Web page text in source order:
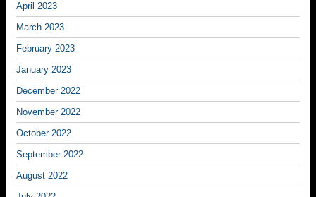
April 2023
March 2023
February 2023
January 2023
December 2022
November 2022
October 2022
September 2022
August 2022